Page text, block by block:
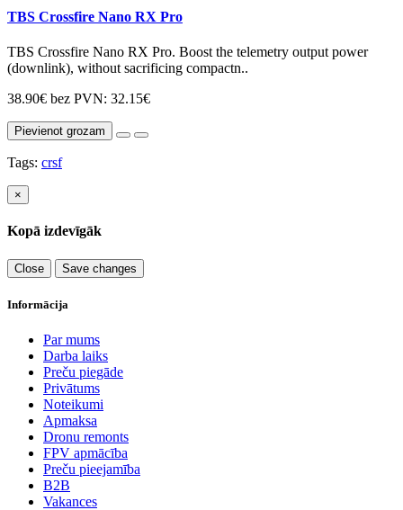
TBS Crossfire Nano RX Pro
TBS Crossfire Nano RX Pro. Boost the telemetry output power
(downlink), without sacrificing compactn..
38.90€ bez PVN: 32.15€
Pievienot grozam
Tags: crsf
×
Kopā izdevīgāk
Close Save changes
Informācija
Par mums
Darba laiks
Preču piegāde
Privātums
Noteikumi
Apmaksa
Dronu remonts
FPV apmācība
Preču pieejamība
B2B
Vakances